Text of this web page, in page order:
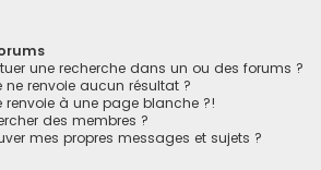
une recherche dans un ou des forums ?
renvoie aucun résultat ?
renvoie à une page blanche ?!
des membres ?
mes propres messages et sujets ?